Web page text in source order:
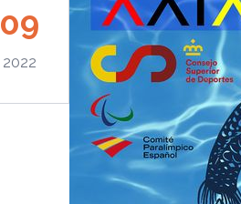
09
2022